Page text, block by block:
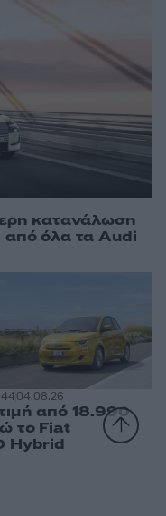
κατανάλωση
από όλα τα Audi
04.08.26
από 18.990
το Fiat
Hybrid